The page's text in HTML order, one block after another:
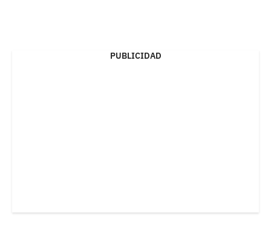
PUBLICIDAD